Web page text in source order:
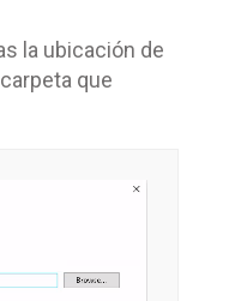
la ubicación de
que